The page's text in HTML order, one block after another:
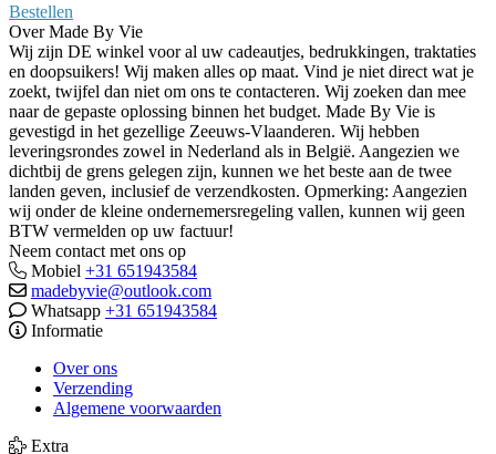
Bestellen
Over Made By Vie
Wij zijn DE winkel voor al uw cadeautjes, bedrukkingen, traktaties
en doopsuikers! Wij maken alles op maat. Vind je niet direct wat je
zoekt, twijfel dan niet om ons te contacteren. Wij zoeken dan mee
naar de gepaste oplossing binnen het budget. Made By Vie is
gevestigd in het gezellige Zeeuws-Vlaanderen. Wij hebben
leveringsrondes zowel in Nederland als in België. Aangezien we
dichtbij de grens gelegen zijn, kunnen we het beste aan de twee
landen geven, inclusief de verzendkosten. Opmerking: Aangezien
wij onder de kleine ondernemersregeling vallen, kunnen wij geen
BTW vermelden op uw factuur!
Neem contact met ons op
Mobiel +31 651943584
madebyvie@outlook.com
Whatsapp +31 651943584
Informatie
Over ons
Verzending
Algemene voorwaarden
Extra